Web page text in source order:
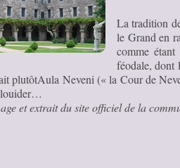
La tradition
le Grand en
comme
féodale, dont
plutôtAula Neveni (« la Cour de
et extrait du site officiel de la